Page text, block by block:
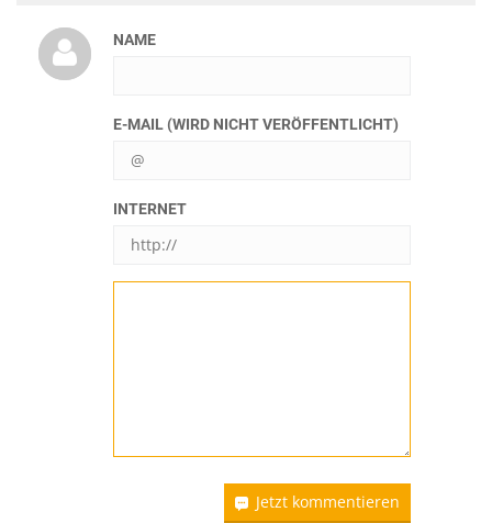
NAME
E-MAIL (WIRD NICHT VERÖFFENTLICHT)
INTERNET
Jetzt kommentieren